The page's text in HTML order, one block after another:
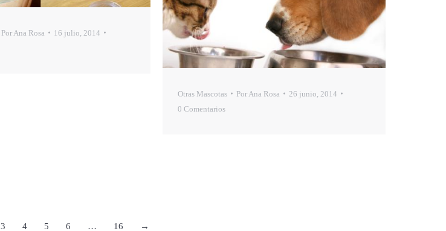
Por Ana Rosa
16 julio, 2014
Otras Mascotas Por Ana Rosa
26 junio, 2014
0 Comentarios
3 4 5 6 … 16 →